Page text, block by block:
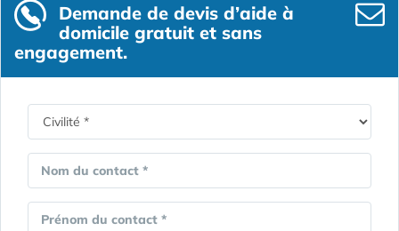
Demande de devis d’aide à
domicile gratuit et sans
engagement.
Nom du contact *
Prénom du contact *